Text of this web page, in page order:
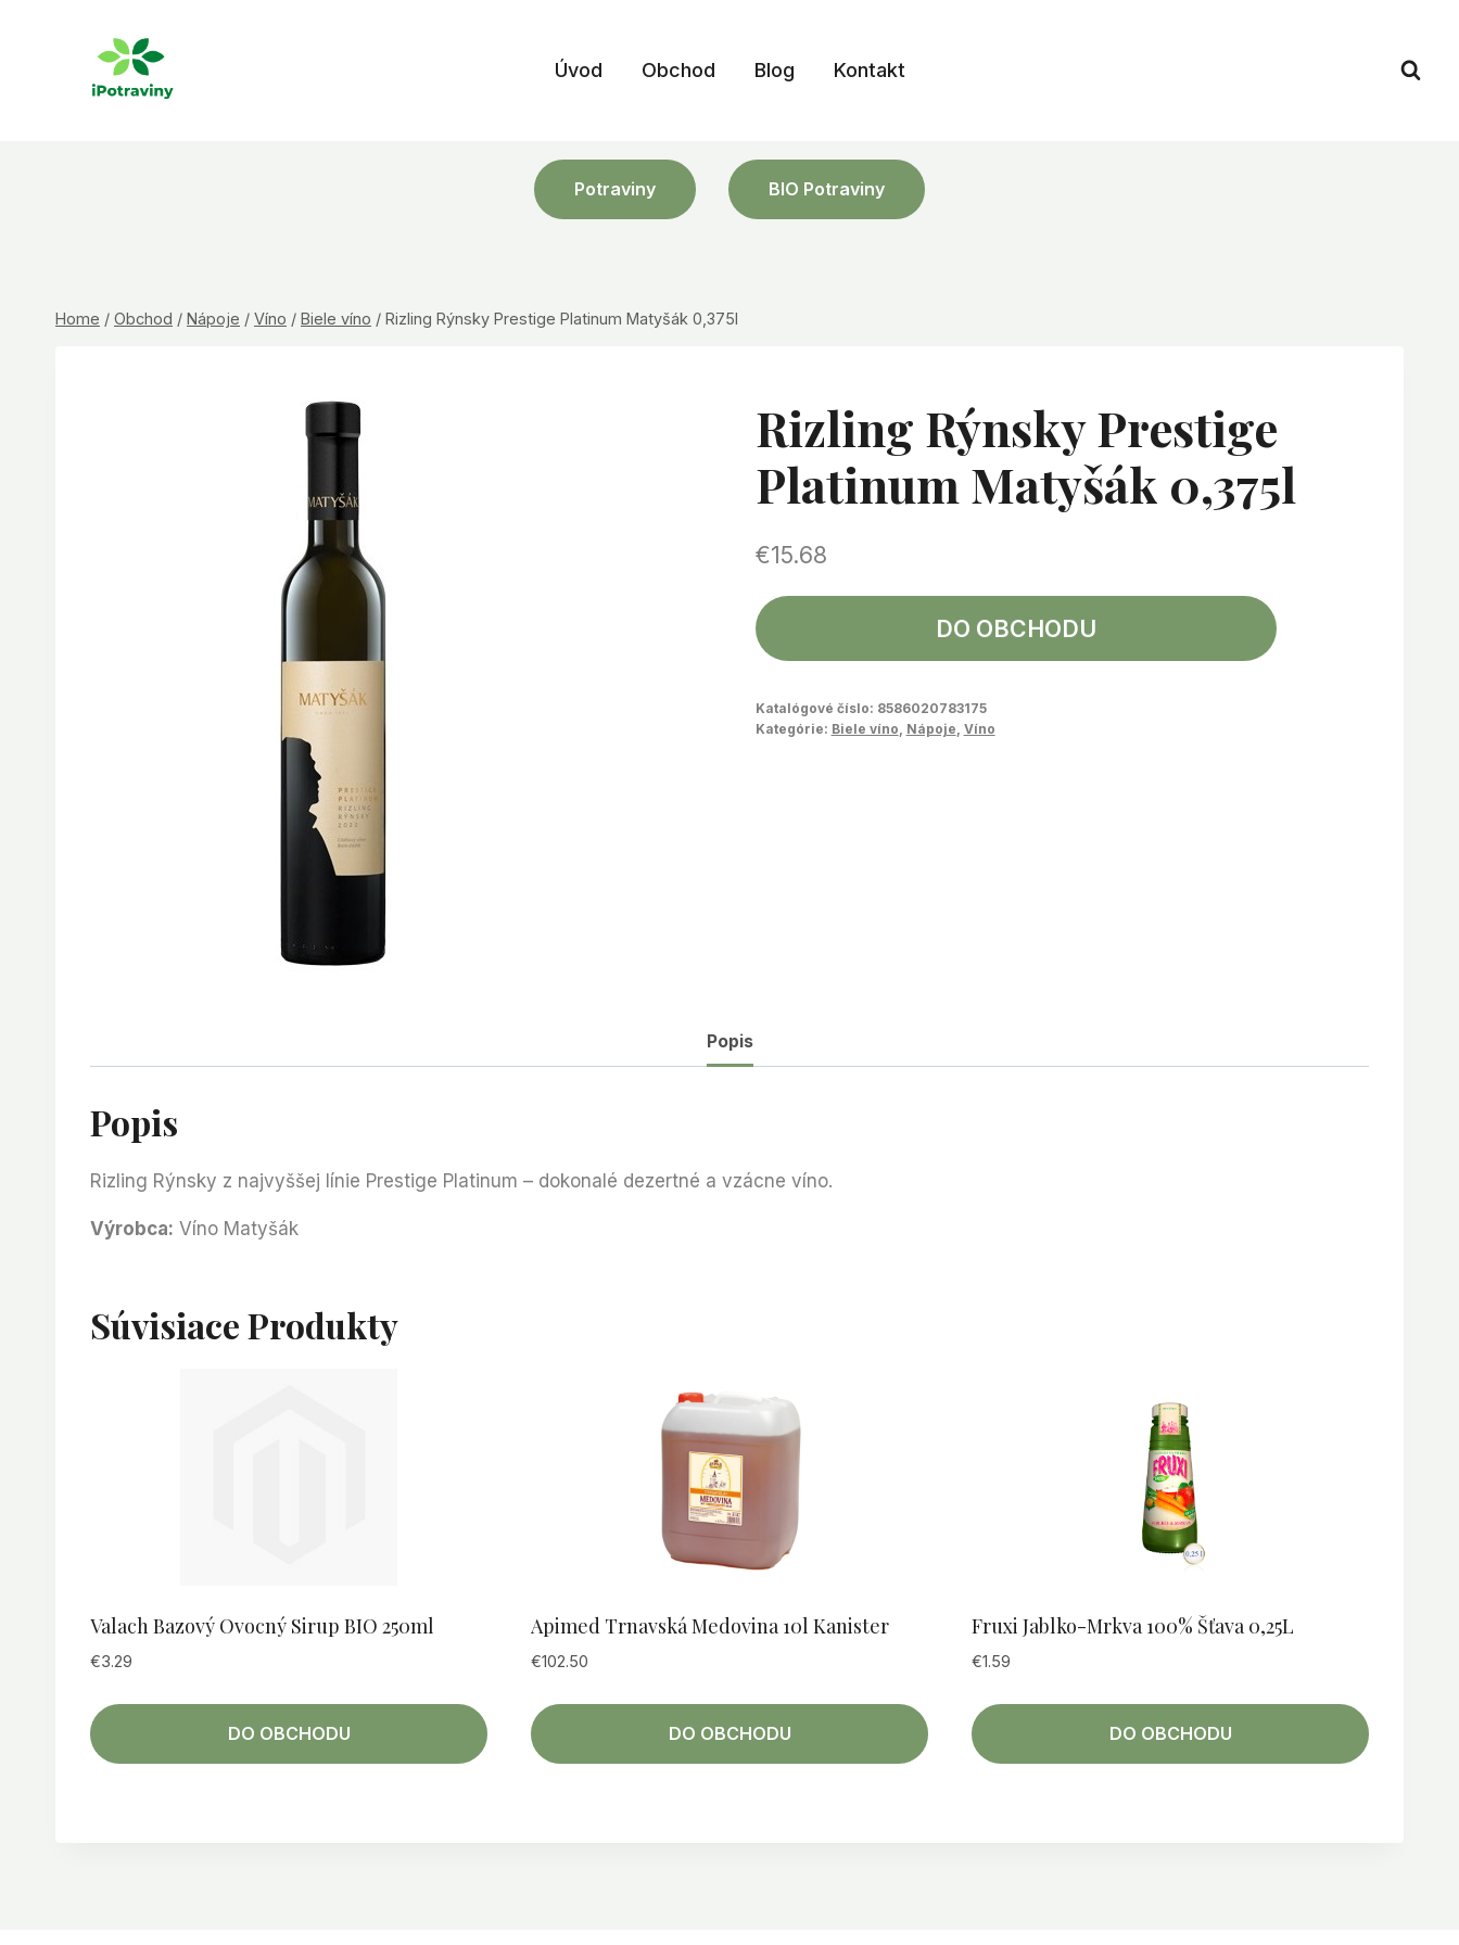
Úvod Obchod Blog Kontakt
Potraviny BIO Potraviny
Home / Obchod / Nápoje / Víno / Biele víno / Rizling Rýnsky Prestige Platinum Matyšák 0,375l
Rizling Rýnsky Prestige
Platinum Matyšák 0,375l
€15.68
DO OBCHODU
Katalógové číslo: 8586020783175
Kategórie: Biele víno Nápoje Víno
Popis
Popis
Rizling Rýnsky z najvyššej línie Prestige Platinum – dokonalé dezertné a vzácne víno.
Výrobca: Víno Matyšák
Súvisiace Produkty
Valach Bazový Ovocný Sirup BIO 250ml
€3.29
DO OBCHODU
Apimed Trnavská Medovina 10l Kanister
€102.50
DO OBCHODU
Fruxi Jablko-Mrkva 100% Šťava 0,25L
€1.59
DO OBCHODU